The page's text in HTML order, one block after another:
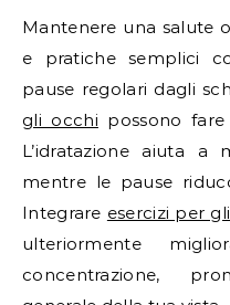
Mantenere una salute oculare ottimale è essenziale
e pratiche semplici
pause regolari dagli
gli occhi possono
L’idratazione aiuta a
mentre le pause
Integrare esercizi per gli
ulteriormente
concentrazione,